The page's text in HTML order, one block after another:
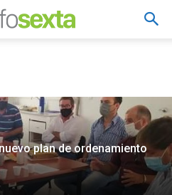
plan de ordenamiento